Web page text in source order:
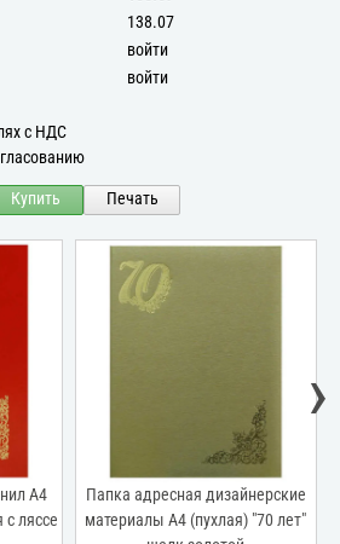
138.07
войти
войти
с НДС
Купить Печать
А4
с ляссе
Папка адресная дизайнерские
материалы А4 (пухлая) "70 лет"
›